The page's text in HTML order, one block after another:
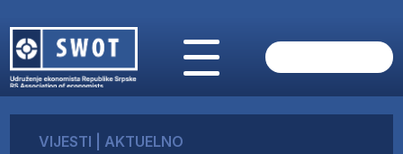
O NAMA
VIJESTI AKTUELNO